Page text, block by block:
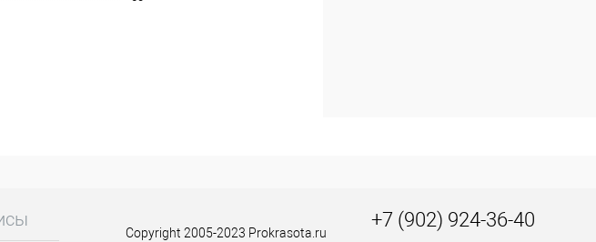
Copyright 2005-2023 Prokrasota.ru
+7 (902) 924-36-40